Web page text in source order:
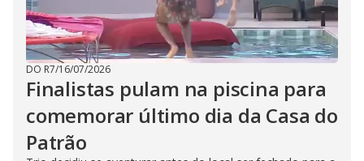
DO R7/16/07/2026
Finalistas pulam na piscina para
comemorar último dia da Casa do
Patrão